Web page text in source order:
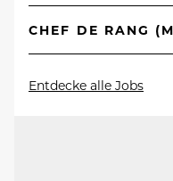
CHEF DE RANG
Entdecke alle Jobs